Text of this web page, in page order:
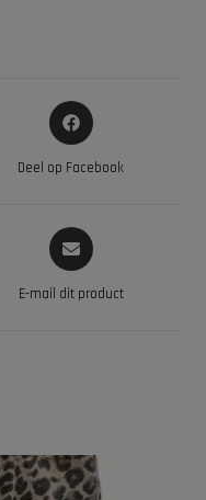
Deel op Facebook
E-mail dit product